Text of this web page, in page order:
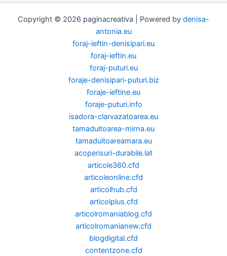
Copyright © 2026 paginacreativa | Powered by denisa-
antonia.eu
foraj-ieftin-denisipari.eu
foraj-ieftin.eu
foraj-puturi.eu
foraje-denisipari-puturi.biz
foraje-ieftine.eu
foraje-puturi.info
isadora-clarvazatoarea.eu
tamaduitoarea-mirna.eu
tamaduitoareamara.eu
acoperisuri-durabile.lat
articole360.cfd
articoleonline.cfd
articolhub.cfd
articolplus.cfd
articolromaniablog.cfd
articolromanianew.cfd
blogdigital.cfd
contentzone.cfd